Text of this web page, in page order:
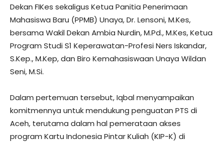
Dekan FIKes sekaligus Ketua Panitia Penerimaan
Mahasiswa Baru (PPMB) Unaya, Dr. Lensoni, M.Kes,
bersama Wakil Dekan Ambia Nurdin, M.Pd., M.Kes, Ketua
Program Studi S1 Keperawatan-Profesi Ners Iskandar,
S.Kep., M.Kep, dan Biro Kemahasiswaan Unaya Wildan
Seni, M.Si.
Dalam pertemuan tersebut, Iqbal menyampaikan
komitmennya untuk mendukung penguatan PTS di
Aceh, terutama dalam hal pemerataan akses
program Kartu Indonesia Pintar Kuliah (KIP-K) di